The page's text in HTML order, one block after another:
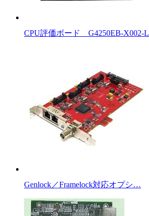
CPU評価ボード G4250EB-X002-L
Genlock／Framelock対応オプシ…